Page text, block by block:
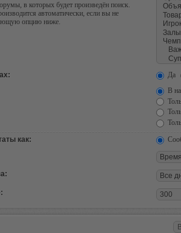
в которых будет произведён поиск.
автоматически, если вы не
опцию ниже.
Да
В
как: